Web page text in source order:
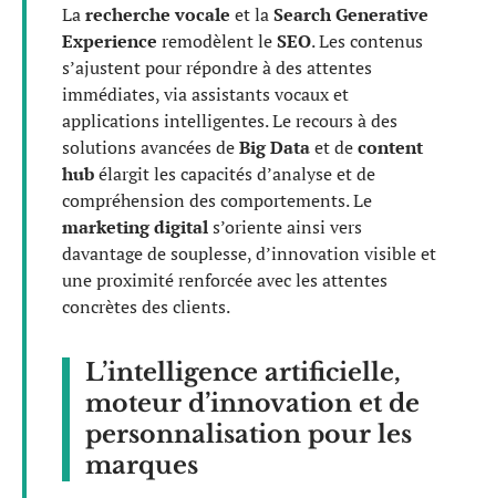
Larecherche vocale et laSearch Generative
Experience remodèlent leSEO. Les contenus
s’ajustent pour répondre à des attentes
immédiates, via assistants vocaux et
applications intelligentes. Le recours à des
solutions avancées deBig Dataet decontent
hubélargit les capacités d’analyse et de
compréhension des comportements. Le
marketing digitals’oriente ainsi vers
davantage de souplesse, d’innovation visible et
une proximité renforcée avec les attentes
concrètes des clients.
L’intelligence artificielle,
moteur d’innovation et de
personnalisation pour les
marques